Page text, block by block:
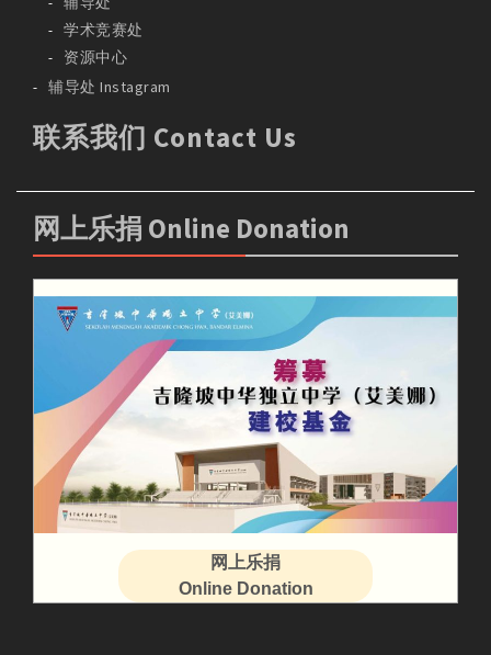
学术竞赛处
资源中心
辅导处 Instagram
联系我们 Contact Us
网上乐捐 Online Donation
网上乐捐
Online Donation